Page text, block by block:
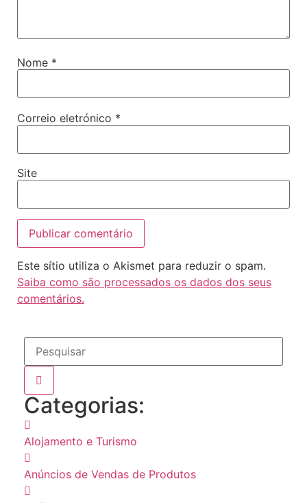
Nome *
Correio eletrónico *
Site
Este sítio utiliza o Akismet para reduzir o spam.
Saiba como são processados os dados dos seus
comentários.
Categorias:
Alojamento e Turismo
Anúncios de Vendas de Produtos